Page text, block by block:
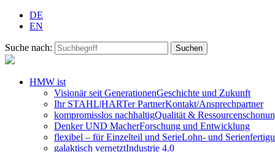
DE
EN
Suche nach:
HMW ist
Visionär seit GenerationenGeschichte und Zukunft
Ihr STAHL|HARTer PartnerKontakt/Ansprechpartner
kompromisslos nachhaltigQualität &
Denker UND MacherForschung und Entwicklung
flexibel – für Einzelteil und SerieLohn- und
galaktisch vernetztIndustrie 4.0